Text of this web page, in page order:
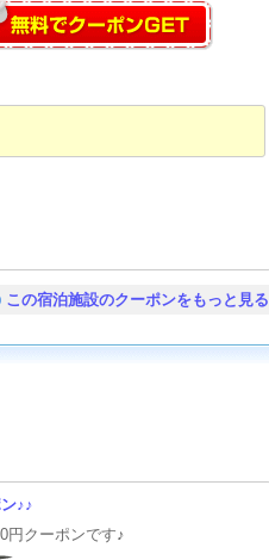
この宿泊施設のクーポンをもっと見る
♪♪
円クーポンです♪